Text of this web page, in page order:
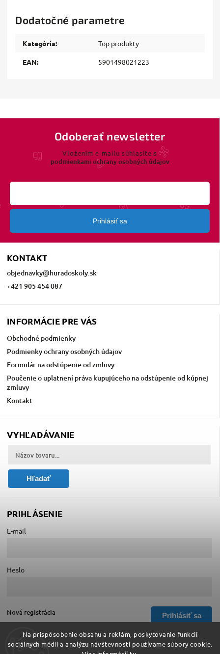
Na prispôsobenie obsahu a reklám, poskytovanie funkcií
sociálnych médií a analýzu návštevnosti používame súbory cookie.
Dodatočné parametre
Kategória: Top produkty
EAN: 5901498021223
KONTAKT
objednavky@huradoskoly.sk
+421 905 454 087
INFORMÁCIE PRE VÁS
Obchodné podmienky
Podmienky ochrany osobných údajov
Formulár na odstúpenie od zmluvy
Poučenie o uplatnení práva kupujúceho na odstúpenie od kúpnej
zmluvy
Kontakt
Odoberať newsletter
Vložením e-mailu súhlasíte s
podmienkami ochrany osobných údajov
Prihlásiť sa
VYHĽADÁVANIE
Hľadať
PRIHLÁSENIE
E-mail
Heslo
Prihlásiť sa
Nová registrácia
Zabudnuté heslo